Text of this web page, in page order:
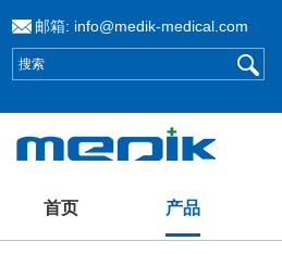
邮箱: info@medik-medical.com
首页 产品